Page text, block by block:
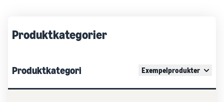
Produktkategorier
Produktkategori Exempelprodukter